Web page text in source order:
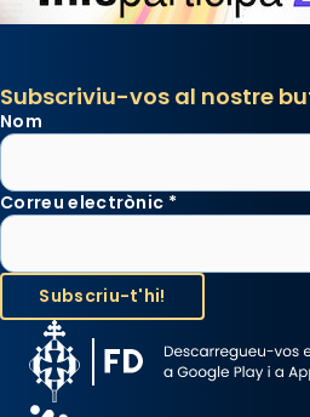
Subscriviu-vos al nostre
Nom
Correu electrònic *